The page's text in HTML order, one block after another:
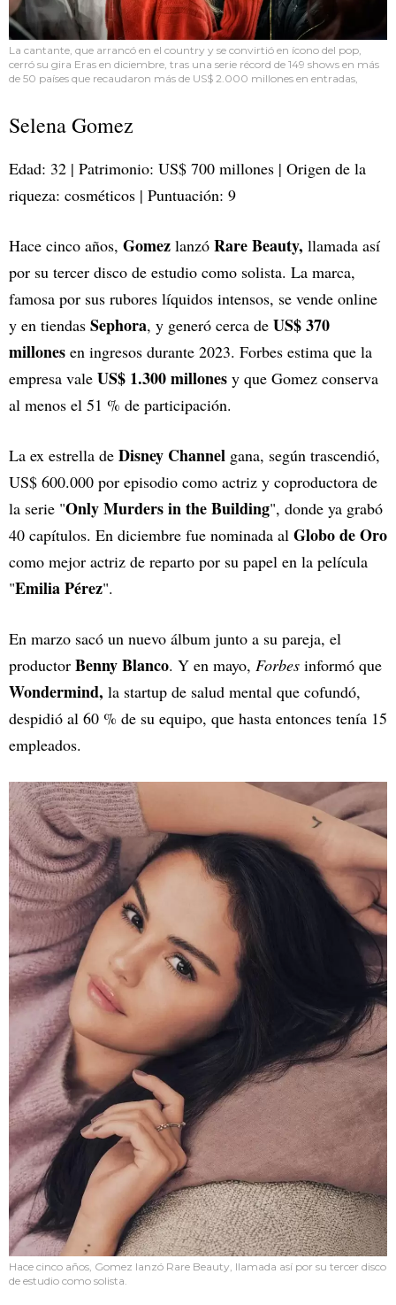
La cantante, que arrancó en el country y se convirtió en ícono del pop,
cerró su gira Eras en diciembre, tras una serie récord de 149 shows en más
de 50 países que recaudaron más de US$ 2.000 millones en entradas,
Selena Gomez
Edad: 32 | Patrimonio: US$ 700 millones | Origen de la
riqueza: cosméticos | Puntuación: 9
Hace cinco años, Gomez lanzó Rare Beauty, llamada así
por su tercer disco de estudio como solista. La marca,
famosa por sus rubores líquidos intensos, se vende online
y en tiendas Sephora, y generó cerca de US$ 370
millones en ingresos durante 2023. Forbes estima que la
empresa vale US$ 1.300 millones y que Gomez conserva
al menos el 51 % de participación.
La ex estrella de Disney Channel gana, según trascendió,
US$ 600.000 por episodio como actriz y coproductora de
la serie "Only Murders in the Building", donde ya grabó
40 capítulos. En diciembre fue nominada al Globo de Oro
como mejor actriz de reparto por su papel en la película
"Emilia Pérez".
En marzo sacó un nuevo álbum junto a su pareja, el
productor Benny Blanco. Y en mayo, Forbes informó que
Wondermind, la startup de salud mental que cofundó,
despidió al 60 % de su equipo, que hasta entonces tenía 15
empleados.
Hace cinco años, Gomez lanzó Rare Beauty, llamada así por su tercer disco
de estudio como solista.